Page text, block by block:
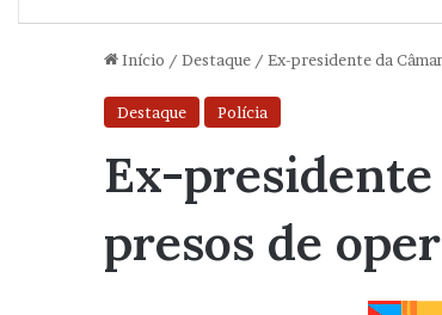
Início / Destaque / Ex-presidente da
Destaque Polícia
Ex-presidente
presos de